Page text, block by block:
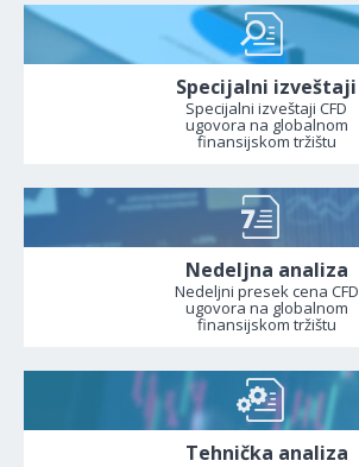
Specijalni izveštaji
Specijalni izveštaji CFD
ugovora na globalnom
finansijskom tržištu
Nedeljna analiza
Nedeljni presek cena CFD
ugovora na globalnom
finansijskom tržištu
Tehnička analiza